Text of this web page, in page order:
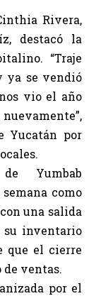
Rivera,
destacó la
“Traje
ya se vendió
vio el año
Yucatán por
Yumbab
como
una salida
su inventario
que el cierre
ventas.
por el